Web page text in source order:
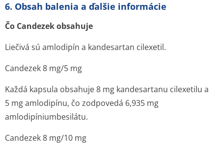
6. Obsah balenia a ďalšie informácie
Čo Candezek obsahuje
Liečivá sú amlodipín a kandesartan cilexetil.
Candezek 8 mg/5 mg
Každá kapsula obsahuje 8 mg kandesartanu cilexetilu a
5 mg amlodipínu, čo zodpovedá 6,935 mg
amlodipíniumbe­silátu.
Candezek 8 mg/10 mg